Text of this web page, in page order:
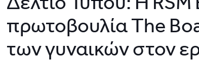
Δελτίο Τύπου: Η RSM
πρωτοβουλία The
των γυναικών στον